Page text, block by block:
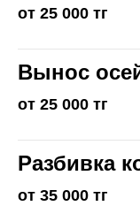
от 25 000 тг
Вынос
от 25 000 тг
Разбивка
от 35 000 тг